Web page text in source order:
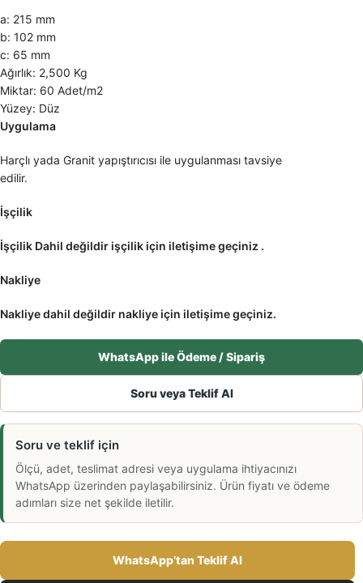
a: 215 mm
b: 102 mm
c: 65 mm
Ağırlık: 2,500 Kg
Miktar: 60 Adet/m2
Yüzey: Düz
Uygulama
Harçlı yada Granit yapıştırıcısı ile uygulanması tavsiye
edilir.
İşçilik
İşçilik Dahil değildir işçilik için iletişime geçiniz .
Nakliye
Nakliye dahil değildir nakliye için iletişime geçiniz.
WhatsApp ile Ödeme / Sipariş
Soru veya Teklif Al
Soru ve teklif için
Ölçü, adet, teslimat adresi veya uygulama ihtiyacınızı
WhatsApp üzerinden paylaşabilirsiniz. Ürün fiyatı ve ödeme
adımları size net şekilde iletilir.
WhatsApp’tan Teklif Al